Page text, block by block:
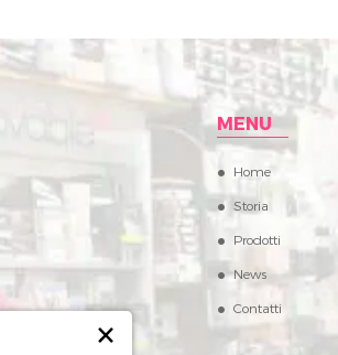
MENU
Home
Storia
Prodotti
News
Contatti
×